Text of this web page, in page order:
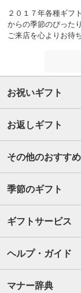
２０１７年各種ギフ
からの季節のぴった
ご来店を心よりお待
お祝いギフト
お返しギフト
その他のおすす
季節のギフト
ギフトサービス
ヘルプ・ガイド
マナー辞典